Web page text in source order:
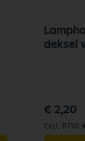
deksel
€ 2,20